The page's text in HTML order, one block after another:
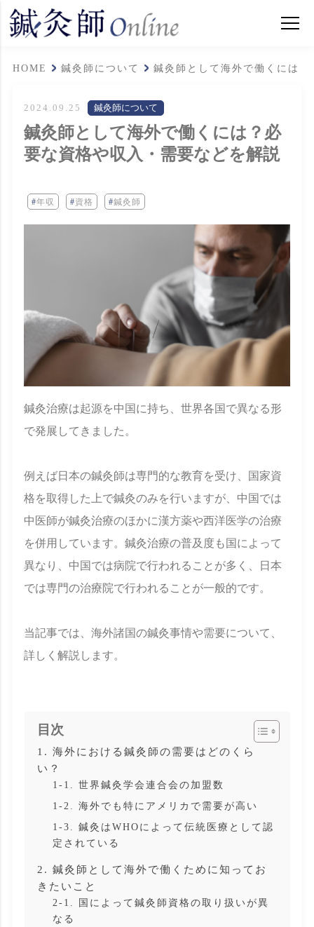
HOME 鍼灸師について 鍼灸師として海外で働くには
2024.09.25 鍼灸師について
鍼灸師として海外で働くには？必
要な資格や収入・需要などを解説
年収 資格 鍼灸師
鍼灸治療は起源を中国に持ち、世界各国で異なる形
で発展してきました。
例えば日本の鍼灸師は専門的な教育を受け、国家資
格を取得した上で鍼灸のみを行いますが、中国では
中医師が鍼灸治療のほかに漢方薬や西洋医学の治療
を併用しています。鍼灸治療の普及度も国によって
異なり、中国では病院で行われることが多く、日本
では専門の治療院で行われることが一般的です。
当記事では、海外諸国の鍼灸事情や需要について、
詳しく解説します。
目次
1. 海外における鍼灸師の需要はどのくら
い？
1-1. 世界鍼灸学会連合会の加盟数
1-2. 海外でも特にアメリカで需要が高い
1-3. 鍼灸はWHOによって伝統医療として認
定されている
2. 鍼灸師として海外で働くために知ってお
きたいこと
2-1. 国によって鍼灸師資格の取り扱いが異
なる